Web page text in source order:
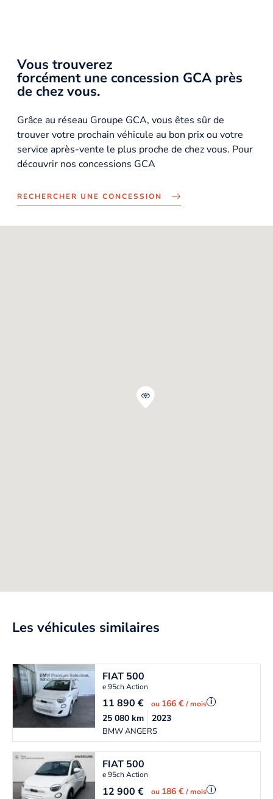
Vous trouverez
forcément une concession GCA près
de chez vous.
Grâce au réseau Groupe GCA, vous êtes sûr de
trouver votre prochain véhicule au bon prix ou votre
service après-vente le plus proche de chez vous. Pour
découvrir nos concessions GCA
RECHERCHER UNE CONCESSION
Les véhicules similaires
FIAT 500
e 95ch Action
11 890€ ou 166 €/ mois i
BMW ANGERS
25 080km 2023
FIAT 500
e 95ch Action
12 900€ ou 186 €/ mois i